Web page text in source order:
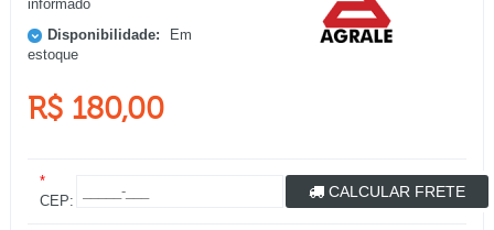
informado
Disponibilidade:
Em
estoque
R$ 180,00
*
CEP:
CALCULAR FRETE